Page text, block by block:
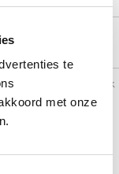
te
met onze
Vergelijk